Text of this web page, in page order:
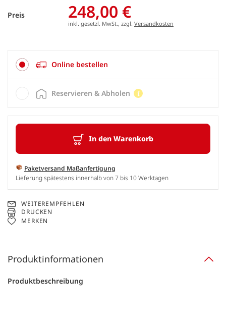
Preis 248,00 €
inkl. gesetzl. MwSt., zzgl. Versandkosten
Online bestellen
In den Warenkorb
Paketversand Maßanfertigung
Lieferung spätestens innerhalb von 7 bis 10 Werktagen
Reservieren & Abholen
WEITEREMPFEHLEN
DRUCKEN
MERKEN
Produktinformationen
Produktbeschreibung